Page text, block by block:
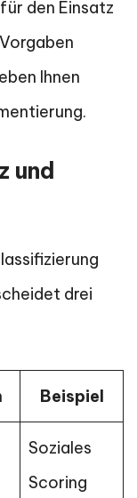
den Einsatz
Ihnen
und
drei
Beispiel
Soziales
Scoring